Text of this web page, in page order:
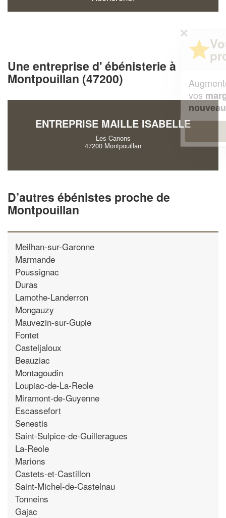
Une entreprise d' ébénisterie à
Montpouillan (47200)
ENTREPRISE MAILLE ISABELLE
Les Canons
47200 Montpouillan
D’autres ébénistes proche de
Montpouillan
Meilhan-sur-Garonne
Marmande
Poussignac
Duras
Lamothe-Landerron
Mongauzy
Mauvezin-sur-Gupie
Fontet
Casteljaloux
Beauziac
Montagoudin
Loupiac-de-La-Reole
Miramont-de-Guyenne
Escassefort
Senestis
Saint-Sulpice-de-Guilleragues
La-Reole
Marions
Castets-et-Castillon
Saint-Michel-de-Castelnau
Tonneins
Gajac
Augmentez votre chiffre d'affaireset
tout en gagnant de
En savoir plus